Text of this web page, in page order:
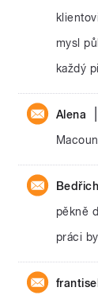
mysl
každý
Alena
Bedřich
pěkně
práci